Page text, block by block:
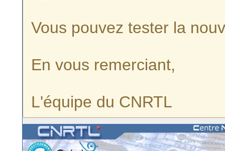
Vous pouvez tester la
En vous remerciant,
L'équipe du CNRTL